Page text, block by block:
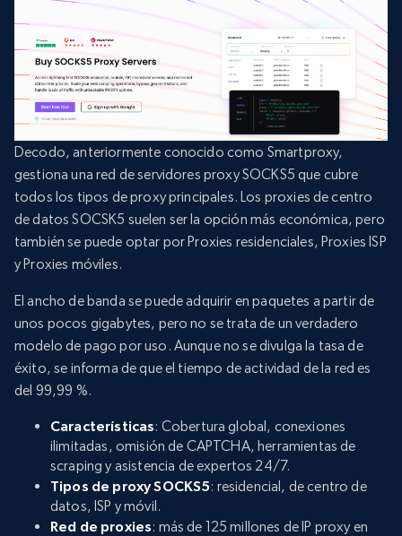
Decodo, anteriormente conocido como Smartproxy,
gestiona una red de servidores proxy SOCKS5 que cubre
todos los tipos de proxy principales. Los proxies de centro
de datos SOCSK5 suelen ser la opción más económica, pero
también se puede optar por Proxies residenciales, Proxies ISP
y Proxies móviles.
El ancho de banda se puede adquirir en paquetes a partir de
unos pocos gigabytes, pero no se trata de un verdadero
modelo de pago por uso. Aunque no se divulga la tasa de
éxito, se informa de que el tiempo de actividad de la red es
del 99,99 %.
Características: Cobertura global, conexiones
ilimitadas, omisión de CAPTCHA, herramientas de
scraping y asistencia de expertos 24/7.
Tipos de proxy SOCKS5: residencial, de centro de
datos, ISP y móvil.
Red de proxies: más de 125 millones de IP proxy en